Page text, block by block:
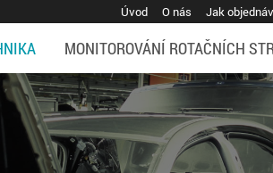
Úvod O nás Jak
MONITOROVÁNÍ ROTAČNÍCH